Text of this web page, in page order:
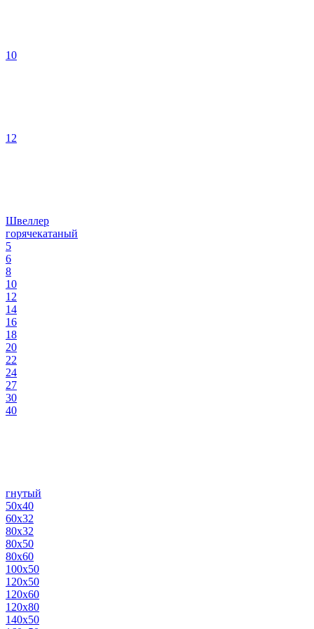
10
12
Швеллер
горячекатаный
5
6
8
10
12
14
16
18
20
22
24
27
30
40
гнутый
50х40
60х32
80х32
80х50
80х60
100х50
120х50
120х60
120х80
140х50